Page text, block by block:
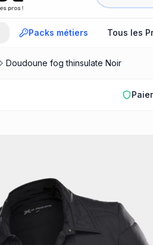
Packs métiers Tous les
Doudoune fog thinsulate Noir